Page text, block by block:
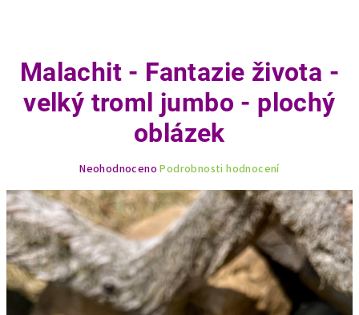
Malachit - Fantazie života -
velký troml jumbo - plochý
oblázek
produktu
je
0,0
z
5
hvězdiček.
Neohodnoceno Podrobnosti hodnocení